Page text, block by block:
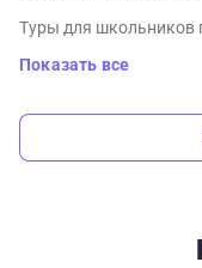
Туры для школьников
Показать все